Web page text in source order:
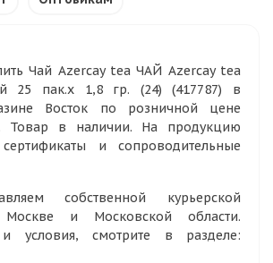
Чай Azercay tea ЧАЙ Azercay tea
25 пак.х 1,8 гр. (24) (417787) в
Восток по розничной цене
Товар в наличии. На продукцию
и сопроводительные
собственной курьерской
и Московской области.
и условия, смотрите в разделе: